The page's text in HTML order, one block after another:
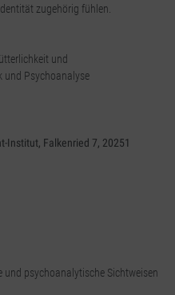
zugehörig fühlen.
und
und Psychoanalyse
Institut, Falkenried 7, 20251
und psychoanalytische Sichtweisen